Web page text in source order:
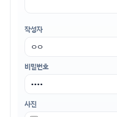
작성자
비밀번호
사진